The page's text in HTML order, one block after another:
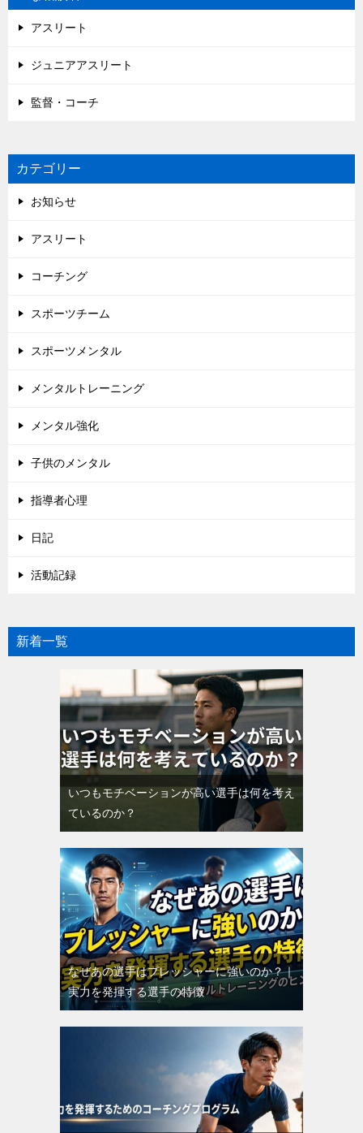
アスリート
ジュニアアスリート
監督・コーチ
カテゴリー
お知らせ
アスリート
コーチング
スポーツチーム
スポーツメンタル
メンタルトレーニング
メンタル強化
子供のメンタル
指導者心理
日記
活動記録
新着一覧
いつもモチベーションが高い選手は何を考え
ているのか？
なぜあの選手はプレッシャーに強いのか？｜
実力を発揮する選手の特徴